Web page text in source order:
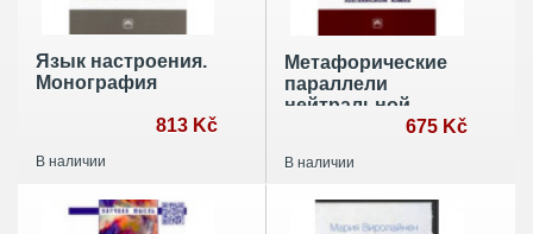
Язык настроения.
Монография
813 Kč
В наличии
Метафорические
параллели
нейтральной
современном
675 Kč
В наличии